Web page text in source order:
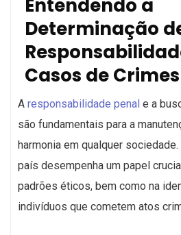
Entendendo a
Determinação
Casos de Crimes
A responsabilidade penal e a
são fundamentais para a
harmonia em qualquer
país desempenha um papel
padrões éticos, bem como na
indivíduos que cometem atos